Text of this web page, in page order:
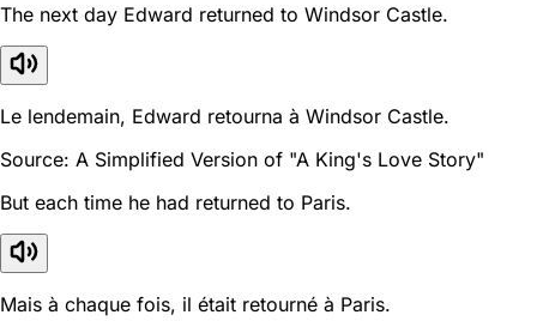
The next day Edward returned to Windsor Castle.
Le lendemain, Edward retourna à Windsor Castle.
Source: A Simplified Version of "A King's Love Story"
But each time he had returned to Paris.
Mais à chaque fois, il était retourné à Paris.